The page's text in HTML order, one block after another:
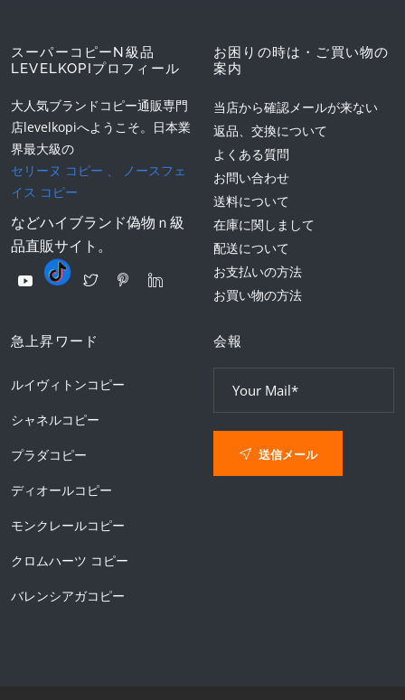
スーパーコピーN級品
LEVELKOPIプロフィール
大人気ブランドコピー通販専門
店levelkopiへようこそ。日本業
界最大級の
セリーヌ コピー 、
ノースフェ
イス コピー
などハイブランド偽物ｎ級
品直販サイト。
お困りの時は・ご買い物の
案内
当店から確認メールが来ない
返品、交換について
よくある質問
お問い合わせ
送料について
在庫に関しまして
配送について
お支払いの方法
お買い物の方法
急上昇ワード
ルイヴィトンコピー
シャネルコピー
プラダコピー
ディオールコピー
モンクレールコピー
クロムハーツ コピー
バレンシアガコピー
会報
送信メール